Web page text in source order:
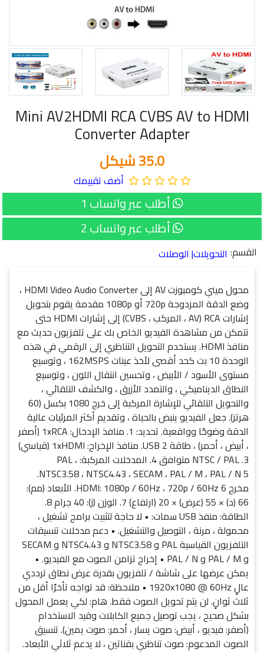
Mini AV2HDMI RCA CVBS AV to HDMI
Converter Adapter
35.0 شيكل
أضف تقييمك
أطلب عبر واتساب 1
أطلب عبر واتساب 2
القسم: التحويلات| الوصلات
محول ميني كومبوزت AV إلى HDMI Video Audio Converter ،
وضع الدقة المزدوجة 720p أو 1080p مقدمة يقوم بتحويل
إشارات RCA (AV ، المركب ، CVBS) إلى إشارات HDMI حتى
تتمكن من مشاهدة الفيديو الخاص بك على تلفزيون حديث مع
منافذ HDMI. يستخدم التحويل التناظري إلى الرقمي في هذه
الوحدة 10 بت كحد أقصى لأخذ عينات 162MSPS ، وتوسيع
مستوى الأسود / الأبيض ، وتحسين انتقال اللون ، وتوسيع
النطاق الديناميكي ، والتمدد الأزرق ، والكشف التلقائي ،
والتحويل التلقائي للإشارة المركبة إلى خرج 1080 بكسل (60
هرتز). جعل الفيديو ينبض بالحياة ، وتقديم أكثر المرئيات عالية
الدقة وضوحًا وواقعية. تحديد: 1. منافذ الإدخال: 1xRCA (أصفر
، أبيض ، أحمر) ، طاقة USB 2. منافذ الإخراج: 1xHDMI (قياسي)
3. NTSC / PAL متوافق 4. المدخلات المركبة: PAL ،
NTSC3.58 ، NTSC4.43 ، SECAM ، PAL / M ، PAL / N 5.
مخرج HDMI: 1080p / 60Hz ، 720p / 60Hz 6. الأبعاد (مم):
66 (د) × 55 (عرض) × 20 (ارتفاع) 7. الوزن (ز): 40 جرام 8.
الطاقة: منفذ USB سمات: • لا حاجة لتثبيت برامج تشغيل ،
محمولة ، مرنة ، التوصيل والتشغيل. • دعم مدخلات تنسيقات
التلفزيون القياسية PAL و NTSC3.58 و NTSC4.43 و SECAM
و PAL / M و PAL / N • إخراج تزامن الصوت مع الفيديو. •
يمكن عرضها على شاشة / تلفزيون بقدرة عرض نطاق ترددي
عالٍ 1920x1080 @ 60Hz • ملاحظة: قد تواجه تأخرًا أقل من
ثلاث ثوانٍ. لن يتم تحويل الصوت فقط. هام: لكي يعمل المحول
بشكل صحيح ، يجب توصيل جميع الكابلات وقيد الاستخدام
(أصفر: فيديو ، أبيض: صوت يسار ، أحمر: صوت يمين). تنسيق
الصوت المدعوم: صوت تناظري بقناتين ، لا يدعم ثلاثي الأبعاد.